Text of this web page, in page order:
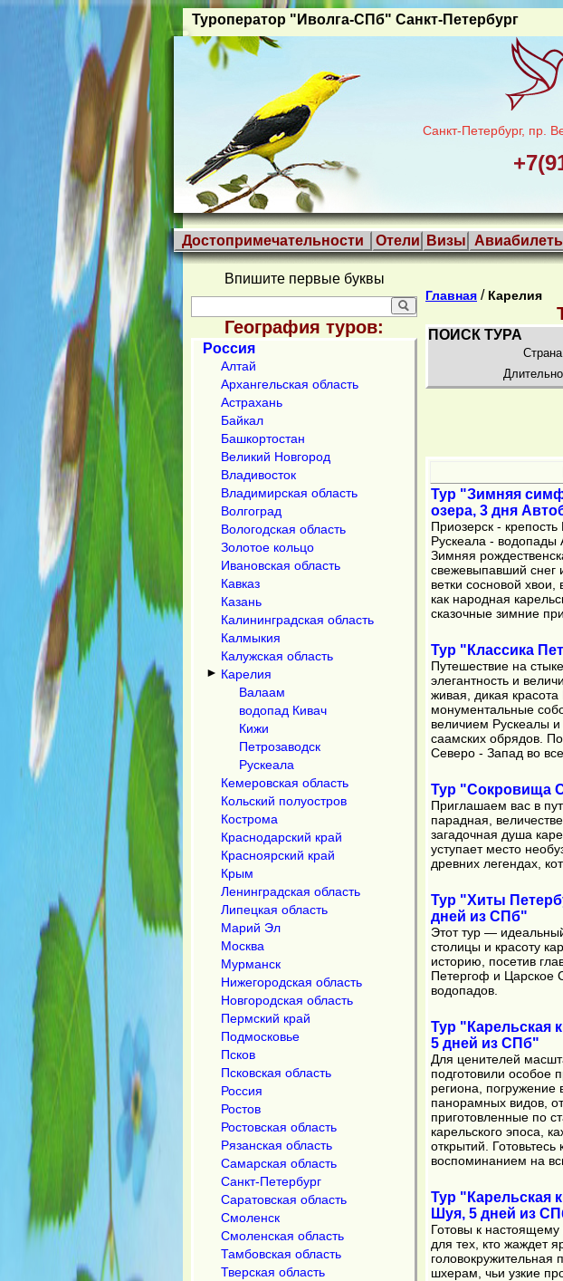
Санкт-Петербург, пр.
Туроператор "Иволга-СПб" Санкт-Петербург
Достопримечательности Отели Визы
Впишите первые буквы
География туров:
Россия
Алтай
Архангельская область
Астрахань
Байкал
Башкортостан
Великий Новгород
Владивосток
Владимирская область
Волгоград
Вологодская область
Золотое кольцо
Ивановская область
Кавказ
Казань
Калининградская область
Калмыкия
Калужская область
► Карелия
Валаам
водопад Кивач
Кижи
Петрозаводск
Рускеала
Кемеровская область
Кольский полуостров
Кострома
Краснодарский край
Красноярский край
Крым
Ленинградская область
Липецкая область
Марий Эл
Москва
Мурманск
Нижегородская область
Новгородская область
Пермский край
Подмосковье
Псков
Псковская область
Россия
Ростов
Ростовская область
Рязанская область
Самарская область
Санкт-Петербург
Саратовская область
Смоленск
Смоленская область
Тамбовская область
Тверская область
Главная / Карелия
ПОИСК ТУРА
Тур "Зимняя
озера, 3 дня
Приозерск -
Рускеала - водопады
Зимняя
свежевыпавший снег
ветки сосновой хвои,
как народная
сказочные зимние
Тур "Классика
Путешествие на
элегантность и
живая, дикая
монументальные
величием Рускеалы
саамских обрядов.
Северо - Запад во
Тур "Сокровища
Приглашаем вас в
парадная,
загадочная душа
уступает место
древних легендах,
Тур "Хиты
дней из СПб"
Этот тур —
столицы и красоту
историю, посетив
Петергоф и Царское
водопадов.
Тур "Карельская
5 дней из СПб"
Для ценителей
подготовили особое
региона,
панорамных видов,
приготовленные по
карельского эпоса,
открытий.
воспоминанием на
Тур "Карельская
Шуя, 5 дней из
Готовы к
для тех, кто жаждет
головокружительная
шхерам, чьи узкие